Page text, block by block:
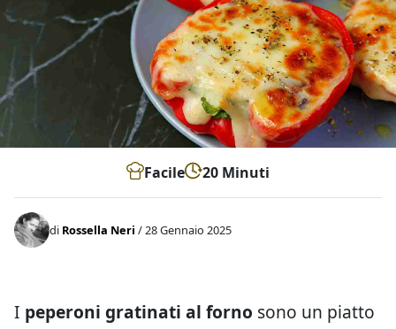
Facile 20 Minuti
di Rossella Neri / 28 Gennaio 2025
I peperoni gratinati al forno sono un piatto